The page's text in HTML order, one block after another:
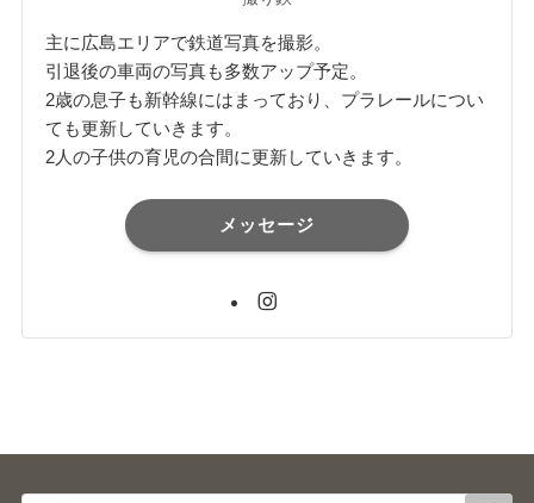
主に広島エリアで鉄道写真を撮影。
引退後の車両の写真も多数アップ予定。
2歳の息子も新幹線にはまっており、プラレールについ
ても更新していきます。
2人の子供の育児の合間に更新していきます。
メッセージ